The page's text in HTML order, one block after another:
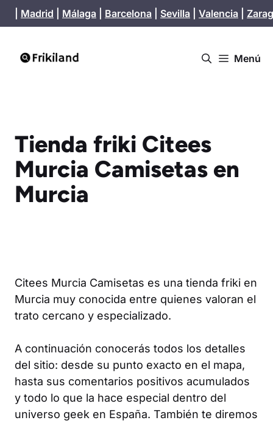
Saltar
al
Madrid Málaga Barcelona Sevilla Valencia
Menú
Tienda friki Citees
Murcia Camisetas en
Murcia
Citees Murcia Camisetas es una tienda friki en
Murcia muy conocida entre quienes valoran el
trato cercano y especializado.
A continuación conocerás todos los detalles
del sitio: desde su punto exacto en el mapa,
hasta sus comentarios positivos acumulados
y todo lo que la hace especial dentro del
universo geek en España. También te diremos